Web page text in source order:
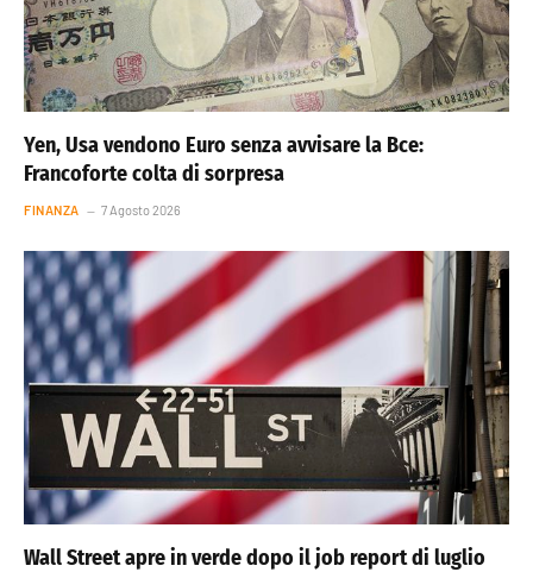
Yen, Usa vendono Euro senza avvisare la Bce:
Francoforte colta di sorpresa
FINANZA 7 Agosto 2026
Wall Street apre in verde dopo il job report di luglio